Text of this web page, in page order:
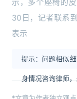
示，多个座椅的
30日，记者联系
表示
提示：问题相似
身情况咨询律师